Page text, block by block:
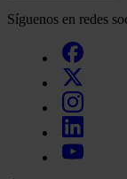
Síguenos en redes